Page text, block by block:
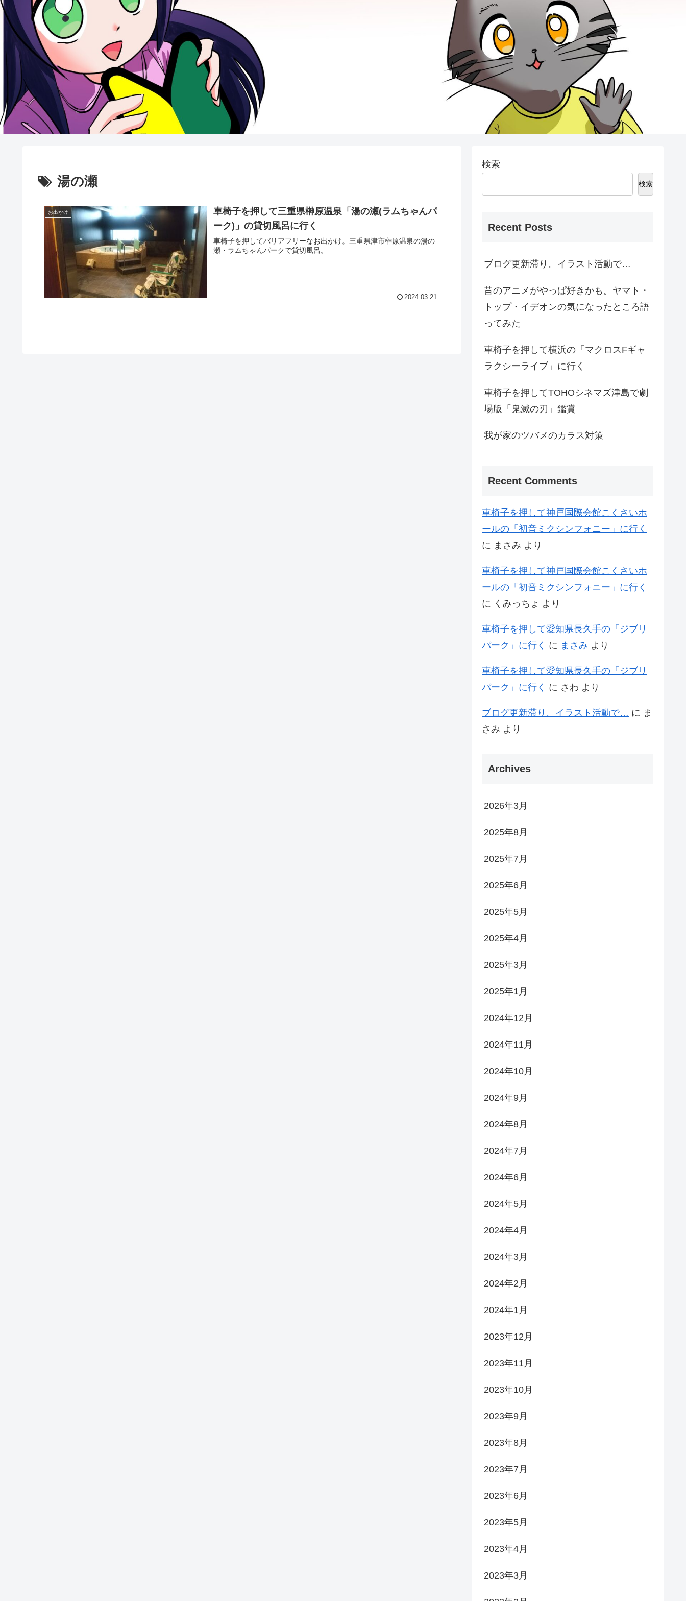
湯の瀬
お出かけ
車椅子を押して三重県榊原温泉「湯の瀬(ラムちゃんパ
ーク)」の貸切風呂に行く
車椅子を押してバリアフリーなお出かけ。三重県津市榊原温泉の湯の
瀬・ラムちゃんパークで貸切風呂。
2024.03.21
検索
検索
Recent Posts
ブログ更新滞り。イラスト活動で…
昔のアニメがやっぱ好きかも。ヤマト・
トップ・イデオンの気になったところ語
ってみた
車椅子を押して横浜の「マクロスFギャ
ラクシーライブ」に行く
車椅子を押してTOHOシネマズ津島で劇
場版「鬼滅の刃」鑑賞
我が家のツバメのカラス対策
Recent Comments
車椅子を押して神戸国際会館こくさいホ
ールの「初音ミクシンフォニー」に行く
に まさみ より
車椅子を押して神戸国際会館こくさいホ
ールの「初音ミクシンフォニー」に行く
に くみっちょ より
車椅子を押して愛知県長久手の「ジブリ
パーク」に行く に まさみ より
車椅子を押して愛知県長久手の「ジブリ
パーク」に行く に さわ より
ブログ更新滞り。イラスト活動で… に ま
さみ より
Archives
2026年3月
2025年8月
2025年7月
2025年6月
2025年5月
2025年4月
2025年3月
2025年1月
2024年12月
2024年11月
2024年10月
2024年9月
2024年8月
2024年7月
2024年6月
2024年5月
2024年4月
2024年3月
2024年2月
2024年1月
2023年12月
2023年11月
2023年10月
2023年9月
2023年8月
2023年7月
2023年6月
2023年5月
2023年4月
2023年3月